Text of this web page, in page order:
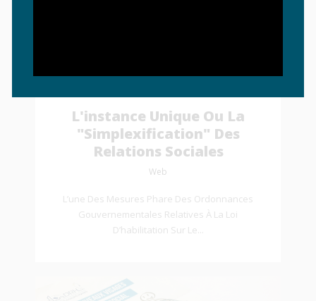
L'instance Unique Ou La
"simplexification" Des
Relations Sociales
Web
L’une Des Mesures Phare Des Ordonnances
Gouvernementales Relatives À La Loi
D’habilitation Sur Le...
100.00%